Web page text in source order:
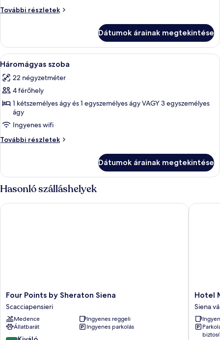
kétszemélyes
fő
részére
További részletek
Superior
egy
fő
részére
részletei
Dátumok árainak megtekintése
A
következő
szoba
összes
képének
megtekintése:
Háromágyas
szoba
Egy szállodai szoba, amelyben egy
5
Háromágyas szoba
22 négyzetméter
4 férőhely
1 kétszemélyes ágy és 1 egyszemélyes ágy VAGY 3 egyszemélyes
ágy
Ingyenes wifi
További részletek
Háromágyas
Dátumok árainak megtekintése
Hasonló szálláshelyek
Four
Points
by
Sheraton
Siena
Scacciapensieri
Four Points by Sheraton Siena
Scacciapensieri
Medence
Ingyenes reggeli
Állatbarát
Ingyenes parkolás
Four Points by Sheraton Siena
Hotel
Minerva
Siena
Hotel
Siena
Hotel